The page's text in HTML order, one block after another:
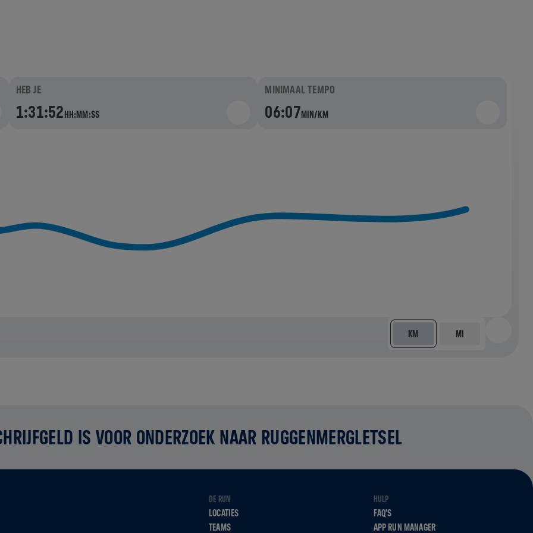
HEB JE
1:31:52HH:MM:SS
MINIMAAL TEMPO
06:07MIN/KM
KM MI
IS VOOR ONDERZOEK NAAR RUGGENMERGLETSEL
DE RUN
LOCATIES
TEAMS
HULP
FAQ'S
APP RUN MANAGER